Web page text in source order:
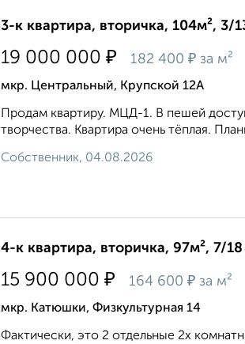
3-к квартира, вторичка, 104м², 3/
19 000 000 ₽ 182 400 ₽ за м²
мкр. Центральный, Крупской 12А
Продам квартиру. МЦД-1. В пешей
творчества. Квартира очень тёплая.
Собственник, 04.08.2026
4-к квартира, вторичка, 97м², 7/
15 900 000 ₽ 164 600 ₽ за м²
мкр. Катюшки, Физкультурная 14
Фактически, это 2 отдельные 2х